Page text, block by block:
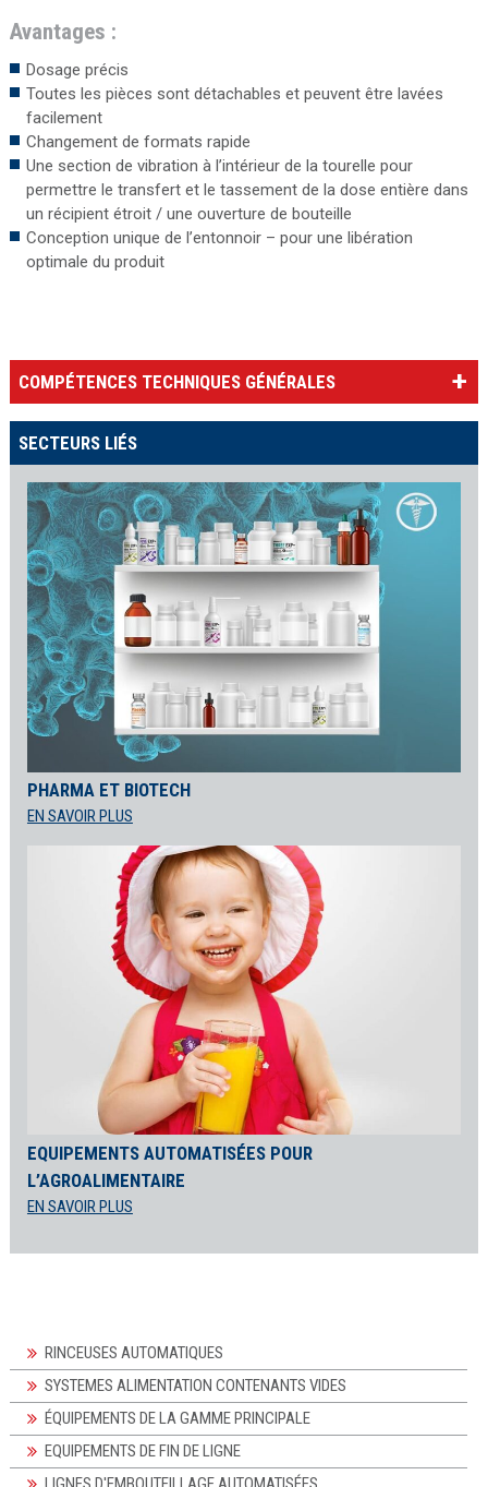
Avantages :
Dosage précis
Toutes les pièces sont détachables et peuvent être lavées
facilement
Changement de formats rapide
Une section de vibration à l’intérieur de la tourelle pour
permettre le transfert et le tassement de la dose entière dans
un récipient étroit / une ouverture de bouteille
Conception unique de l’entonnoir – pour une libération
optimale du produit
COMPÉTENCES TECHNIQUES GÉNÉRALES
SECTEURS LIÉS
PHARMA ET BIOTECH
EN SAVOIR PLUS
EQUIPEMENTS AUTOMATISÉES POUR
L’AGROALIMENTAIRE
EN SAVOIR PLUS
RINCEUSES AUTOMATIQUES
SYSTEMES ALIMENTATION CONTENANTS VIDES
ÉQUIPEMENTS DE LA GAMME PRINCIPALE
EQUIPEMENTS DE FIN DE LIGNE